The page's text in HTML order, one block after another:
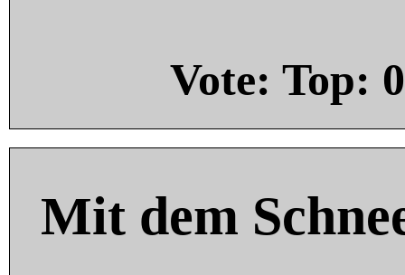
Vote: Top: 0
Mit dem